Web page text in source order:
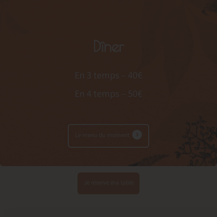
Dîner
En 3 temps – 40€
En 4 temps – 50€
Le menu du moment